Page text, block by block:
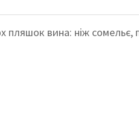
пляшок вина: ніж